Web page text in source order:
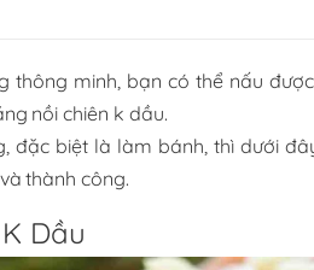
thông minh, bạn có thể nấu
nồi chiên k dầu.
đặc biệt là làm bánh, thì dưới
thành công.
Dầu